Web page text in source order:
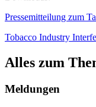
Pressemitteilung zum
Tobacco Industry
Alles zum
Meldungen